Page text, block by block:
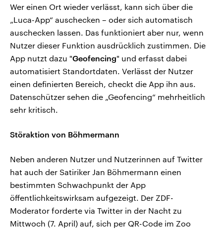
Wer einen Ort wieder verlässt, kann sich über die
„Luca-App“ auschecken – oder sich automatisch
auschecken lassen. Das funktioniert aber nur, wenn
Nutzer dieser Funktion ausdrücklich zustimmen. Die
App nutzt dazu "Geofencing" und erfasst dabei
automatisiert Standortdaten. Verlässt der Nutzer
einen definierten Bereich, checkt die App ihn aus.
Datenschützer sehen die „Geofencing“ mehrheitlich
sehr kritisch.
Störaktion von Böhmermann
Neben anderen Nutzer und Nutzerinnen auf Twitter
hat auch der Satiriker Jan Böhmermann einen
bestimmten Schwachpunkt der App
öffentlichkeitswirksam aufgezeigt. Der ZDF-
Moderator forderte via Twitter in der Nacht zu
Mittwoch (7. April) auf, sich per QR-Code im Zoo